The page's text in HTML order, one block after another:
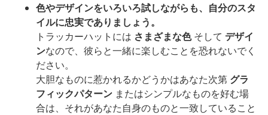
色やデザインをいろいろ試しながらも、自分のスタ
イルに忠実でありましょう。
トラッカーハットには さまざまな色そして デザイ
ンなので、彼らと一緒に楽しむことを恐れないでく
ださい。
大胆なものに惹かれるかどうかはあなた次第 グラ
フィックパターン またはシンプルなものを好む場
合は、それがあなた自身のものと一致していること